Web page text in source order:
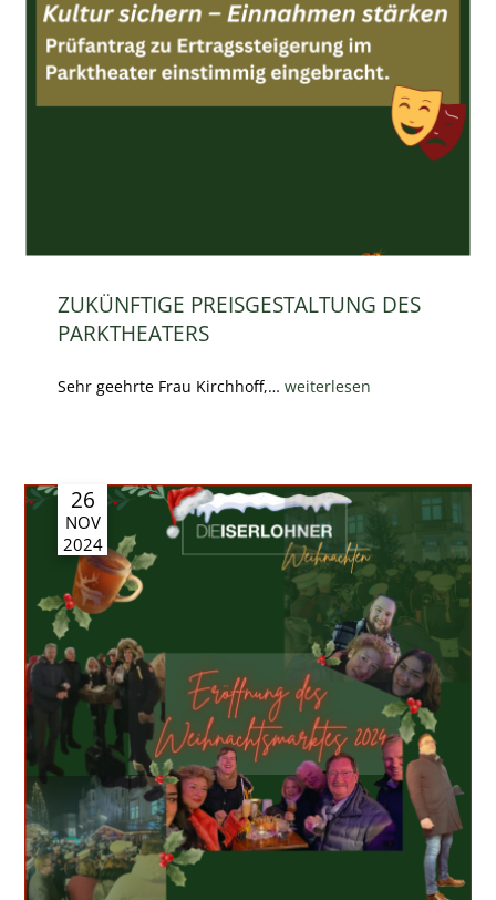
ZUKÜNFTIGE PREISGESTALTUNG DES
PARKTHEATERS
Sehr geehrte Frau Kirchhoff,…weiterlesen
26
NOV
2024